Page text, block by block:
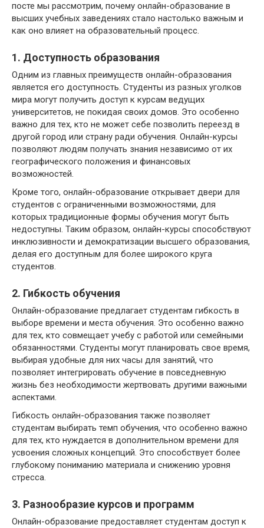
посте мы рассмотрим, почему онлайн-образование в
высших учебных заведениях стало настолько важным и
как оно влияет на образовательный процесс.
1. Доступность образования
Одним из главных преимуществ онлайн-образования
является его доступность. Студенты из разных уголков
мира могут получить доступ к курсам ведущих
университетов, не покидая своих домов. Это особенно
важно для тех, кто не может себе позволить переезд в
другой город или страну ради обучения. Онлайн-курсы
позволяют людям получать знания независимо от их
географического положения и финансовых
возможностей.
Кроме того, онлайн-образование открывает двери для
студентов с ограниченными возможностями, для
которых традиционные формы обучения могут быть
недоступны. Таким образом, онлайн-курсы способствуют
инклюзивности и демократизации высшего образования,
делая его доступным для более широкого круга
студентов.
2. Гибкость обучения
Онлайн-образование предлагает студентам гибкость в
выборе времени и места обучения. Это особенно важно
для тех, кто совмещает учебу с работой или семейными
обязанностями. Студенты могут планировать свое время,
выбирая удобные для них часы для занятий, что
позволяет интегрировать обучение в повседневную
жизнь без необходимости жертвовать другими важными
аспектами.
Гибкость онлайн-образования также позволяет
студентам выбирать темп обучения, что особенно важно
для тех, кто нуждается в дополнительном времени для
усвоения сложных концепций. Это способствует более
глубокому пониманию материала и снижению уровня
стресса.
3. Разнообразие курсов и программ
Онлайн-образование предоставляет студентам доступ к